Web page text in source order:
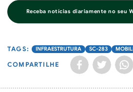
Receba notícias diariamente no seu
INFRAESTRUTURA SC-283
COMPARTILHE